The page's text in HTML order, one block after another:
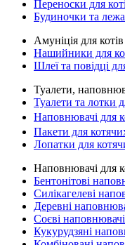
Переноски для
Будиночки та
Амуніція для котів
Нашийники для
Шлеї та повідці
Туалети,
Туалети та лотки
Наповнювачі для
Пакети для
Лопатки для
Наповнювачі для
Бентонітові
Силікагелеві
Деревні
Соєві наповнювачі
Кукурудзяні